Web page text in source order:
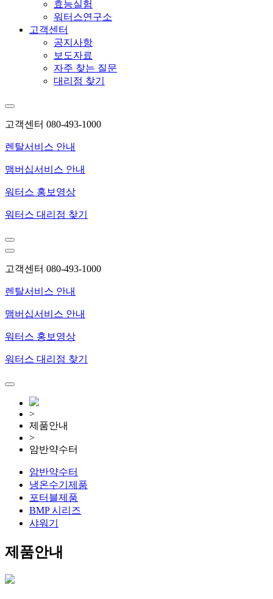
효능실험
워터스연구소
고객센터
공지사항
보도자료
자주 찾는 질문
대리점 찾기
고객센터 080-493-1000
렌탈서비스 안내
맴버십서비스 안내
워터스 홍보영상
워터스 대리점 찾기
고객센터 080-493-1000
렌탈서비스 안내
맴버십서비스 안내
워터스 홍보영상
워터스 대리점 찾기
>
제품안내
>
암반약수터
암반약수터
냉온수기제품
포터블제품
BMP 시리즈
샤워기
제품안내